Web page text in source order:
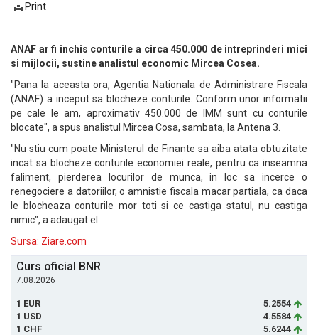
Print
ANAF ar fi inchis conturile a circa 450.000 de intreprinderi mici
si mijlocii, sustine analistul economic Mircea Cosea.
"Pana la aceasta ora, Agentia Nationala de Administrare Fiscala
(ANAF) a inceput sa blocheze conturile. Conform unor informatii
pe cale le am, aproximativ 450.000 de IMM sunt cu conturile
blocate", a spus analistul Mircea Cosa, sambata, la Antena 3.
"Nu stiu cum poate Ministerul de Finante sa aiba atata obtuzitate
incat sa blocheze conturile economiei reale, pentru ca inseamna
faliment, pierderea locurilor de munca, in loc sa incerce o
renegociere a datoriilor, o amnistie fiscala macar partiala, ca daca
le blocheaza conturile mor toti si ce castiga statul, nu castiga
nimic", a adaugat el.
Sursa: Ziare.com
Curs oficial BNR
7.08.2026
1 EUR
5.2554
1 USD
4.5584
1 CHF
5.6244